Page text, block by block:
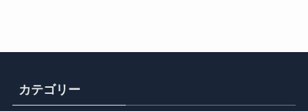
カテゴリー